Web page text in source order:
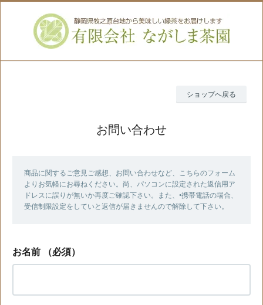
ショップへ戻る
お問い合わせ
商品に関するご意見ご感想、お問い合わせなど、こちらのフォーム
よりお気軽にお尋ねください。尚、パソコンに設定された返信用ア
ドレスに誤りが無いか再度ご確認下さい。また、•携帯電話の場合、
受信制限設定をしていと返信が届きませんので解除して下さい。
お名前 （必須）